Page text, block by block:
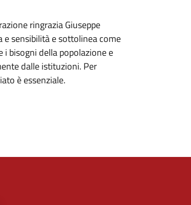
ringrazia Giuseppe
e sensibilità e sottolinea come
i bisogni della popolazione e
dalle istituzioni. Per
è essenziale.